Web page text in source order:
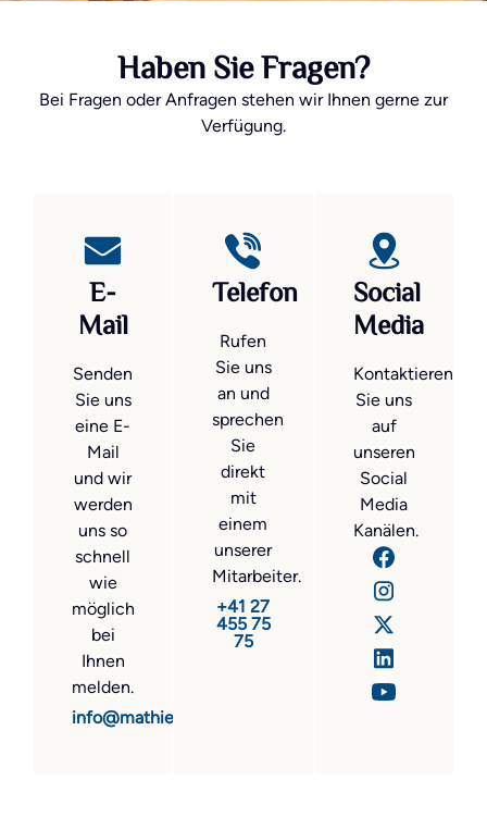
Haben Sie Fragen?
Bei Fragen oder Anfragen stehen wir Ihnen gerne zur
Verfügung.
E-
Mail
Senden
Sie uns
eine E-
Mail
und wir
werden
uns so
schnell
wie
möglich
bei
Ihnen
melden.
info@mathier.com
Telefon
Rufen
Sie uns
an und
sprechen
Sie
direkt
mit
einem
unserer
Mitarbeiter.
+41 27
455 75
75
Social
Media
Kontaktieren
Sie uns
auf
unseren
Social
Media
Kanälen.